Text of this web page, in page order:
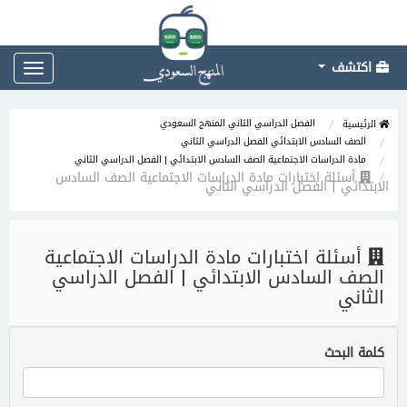
اكتشف
الرئيسية
الفصل الدراسي الثاني المنهج السعودي
الصف السادس الابتدائي الفصل الدراسي الثاني
مادة الدراسات الاجتماعية الصف السادس الابتدائي | الفصل الدراسي الثاني
أسئلة اختبارات مادة الدراسات الاجتماعية الصف السادس
الابتدائي | الفصل الدراسي الثاني
أسئلة اختبارات مادة الدراسات الاجتماعية
الصف السادس الابتدائي | الفصل الدراسي
الثاني
كلمة البحث